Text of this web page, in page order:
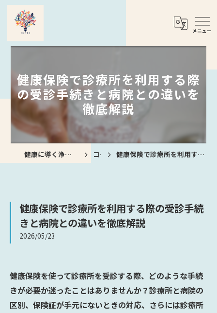
健康保険で診療所を利用する際
の受診手続きと病院との違いを
徹底解説
健康に導く浄水器なら合同会社Theべすと コラム 健康保険で診療所を利用する際の受診手続きと病院との違いを徹底解説
健康保険で診療所を利用する際の受診手続
きと病院との違いを徹底解説
2026/05/23
健康保険を使って診療所を受診する際、どのような手続
きが必要か迷ったことはありませんか？診療所と病院の
区別、保険証が手元にないときの対応、さらには診療所